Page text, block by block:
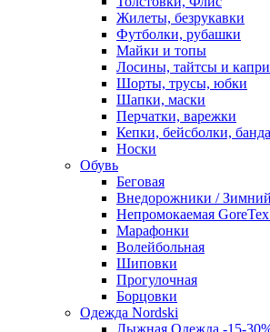
Жилеты, безрукавки
Футболки, рубашки
Майки и топы
Лосины, тайтсы и капри
Шорты, трусы, юбки
Шапки, маски
Перчатки, варежки
Кепки, бейсболки,
Носки
Обувь
Беговая
Внедорожники /
Непромокаемая
Марафонки
Волейбольная
Шиповки
Прогулочная
Борцовки
Одежда Nordski
Лыжная Одежда -15-